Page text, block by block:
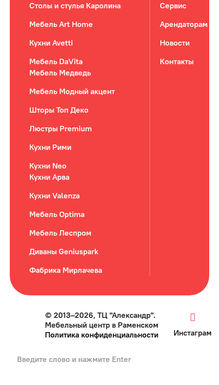
Столы и стулья Каролина
Мебель Art Home
Кухни Avetti
Мебель DaVita
Мебель Медведь
Мебель Модный акцент
Шторы Топ Деко
Люстры Premium
Кухни Рими
Кухни Neo
Кухни Арва
Кухни Valenza
Мебель Optima
Мебель Леспром
Диваны Geniuspark
Фабрика Мирлачева
Сервис
Арендаторам
Новости
Контакты
© 2013–2026, ТЦ "Александр".
Мебельный центр в Раменском
Политика конфиденциальности
Инстаграм